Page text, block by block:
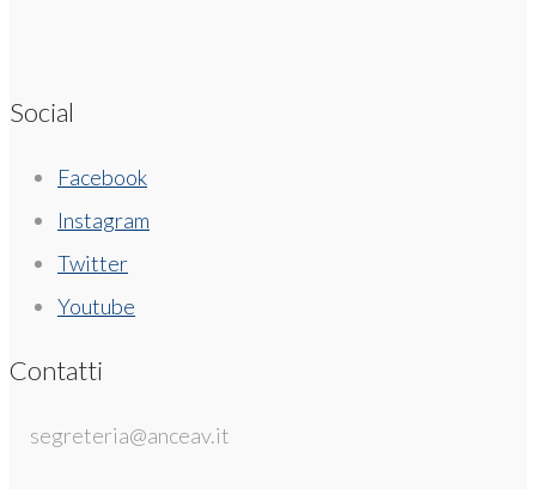
Social
Facebook
Instagram
Twitter
Youtube
Contatti
segreteria@anceav.it